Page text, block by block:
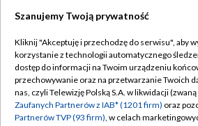
TVP
Abonament TVP
Emisja w TVP
Regulamin TVP
Polityka
Szanujemy Twoją prywatność
Kliknij "Akceptuję i przechodzę do serwisu", aby
korzystanie z technologii automatycznego
dostęp do informacji na Twoim urządzeniu
przechowywanie oraz na przetwarzanie Twoich
nas, czyli Telewizję Polską S.A. w likwidacji
Zaufanych Partnerów z IAB* (1201 firm) oraz
Partnerów TVP (93 firm), w celach